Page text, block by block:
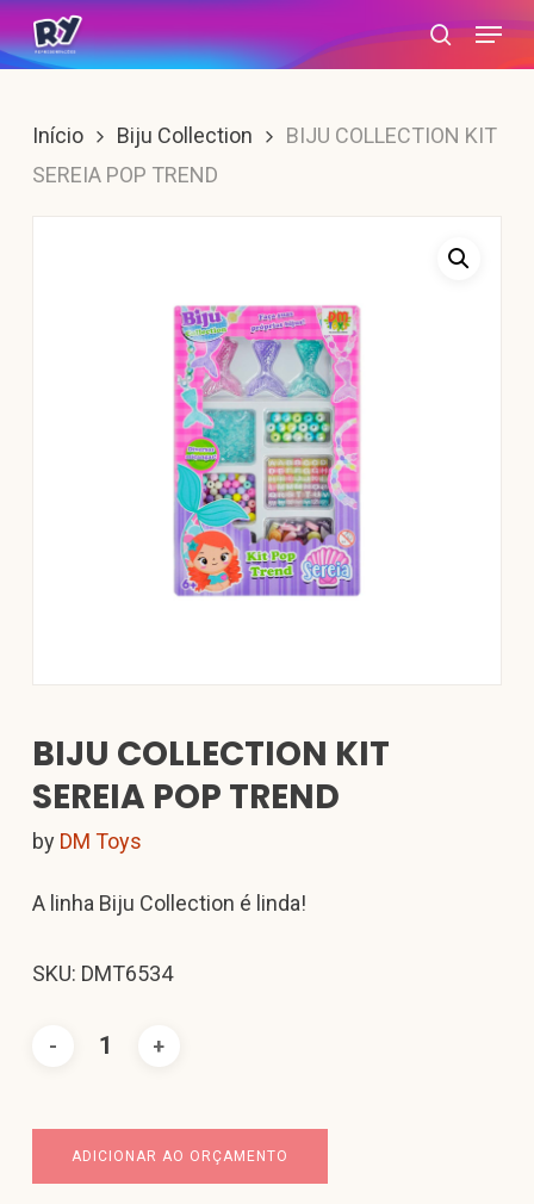
Skip
to
content
search
Menu
Início Biju Collection
BIJU COLLECTION KIT
SEREIA POP TREND
BIJU COLLECTION KIT
SEREIA POP TREND
by DM Toys
A linha Biju Collection é linda!
SKU: DMT6534
ADICIONAR AO ORÇAMENTO